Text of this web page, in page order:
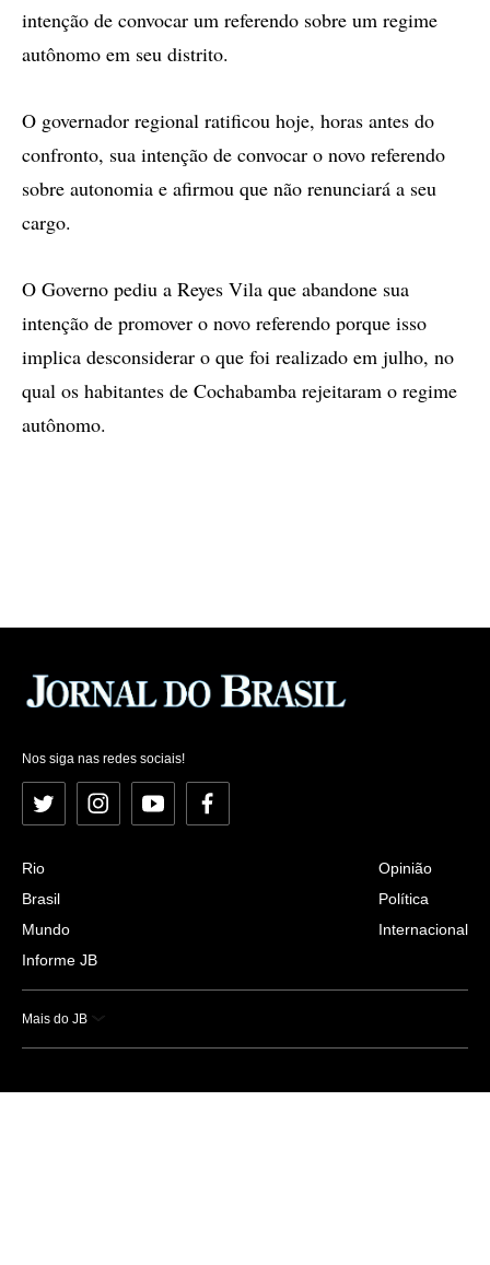
intenção de convocar um referendo sobre um regime
autônomo em seu distrito.
O governador regional ratificou hoje, horas antes do
confronto, sua intenção de convocar o novo referendo
sobre autonomia e afirmou que não renunciará a seu
cargo.
O Governo pediu a Reyes Vila que abandone sua
intenção de promover o novo referendo porque isso
implica desconsiderar o que foi realizado em julho, no
qual os habitantes de Cochabamba rejeitaram o regime
autônomo.
Nos siga nas redes sociais!
Twitter InstagramYouTubeFacebook
Rio
Brasil
Mundo
Informe JB
Opinião
Política
Internacional
Mais do JB
Esportes